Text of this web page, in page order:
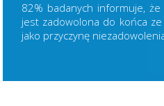
82% badanych informuje,
jest zadowolona do końca
jako przyczynę